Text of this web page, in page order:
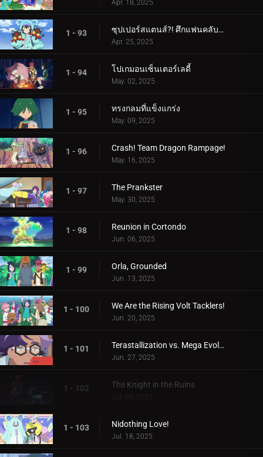
Apr. 18, 2025
1 - 93 ซุปเปอร์สแตนส์?! ศึกแฟนคลับคุรุมิน!!
Apr. 25, 2025
1 - 94 โปเกมอนเซ็นเตอร์เลดี้
May. 02, 2025
1 - 95 ทรงกลมที่แข็งแกร่ง
May. 09, 2025
1 - 96 Crash! Team Dragon Rampage!
May. 16, 2025
1 - 97 The Prankster
May. 30, 2025
1 - 98 Reunion in Cortondo
Jun. 06, 2025
1 - 99 Orla, Grounded
Jun. 13, 2025
1 - 100 We Are the Rising Volt Tacklers!
Jun. 20, 2025
1 - 101 Terastallization vs. Mega Evolution!
Jun. 27, 2025
1 - 102 The Knight in the Ruins
Jul. 04, 2025
1 - 103 Nidothing Love!
Jul. 18, 2025